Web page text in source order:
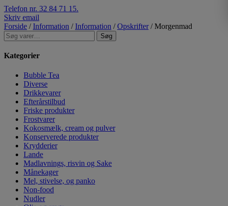
Telefon nr. 32 84 71 15.
Skriv email
Forside /Information /Information /Opskrifter / Morgenmad
Søg
Kategorier
Bubble Tea
Diverse
Drikkevarer
Efterårstilbud
Friske produkter
Frostvarer
Kokosmælk, cream og pulver
Konserverede produkter
Krydderier
Lande
Madlavnings, risvin og Sake
Månekager
Mel, stivelse, og panko
Non-food
Nudler